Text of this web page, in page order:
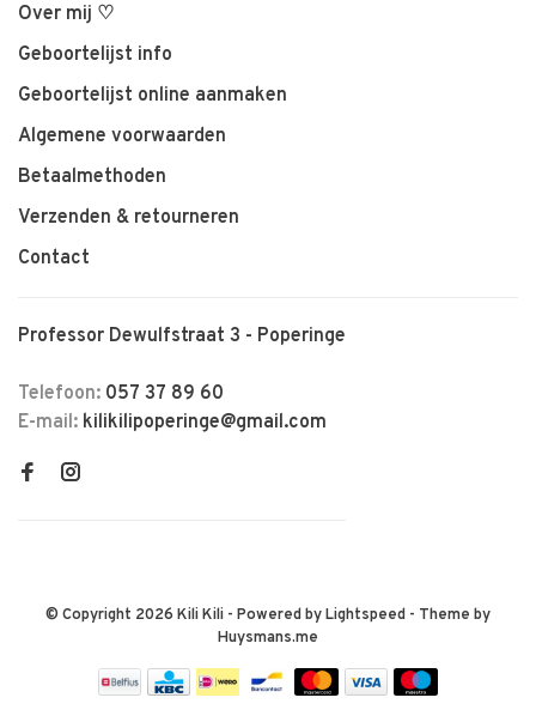
Over mij ♡
Geboortelijst info
Geboortelijst online aanmaken
Algemene voorwaarden
Betaalmethoden
Verzenden & retourneren
Contact
Professor Dewulfstraat 3 - Poperinge
Telefoon: 057 37 89 60
E-mail: kilikilipoperinge@gmail.com
© Copyright 2026 Kili Kili - Powered byLightspeed - Theme by
Huysmans.me